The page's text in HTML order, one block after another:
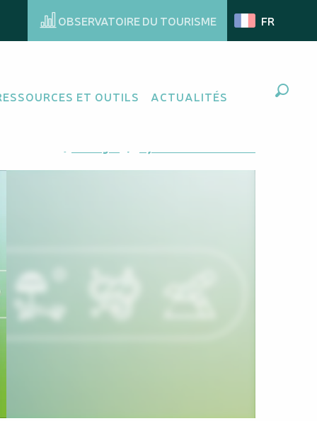
OBSERVATOIRE DU TOURISME FR
ET OUTILS ACTUALITÉS